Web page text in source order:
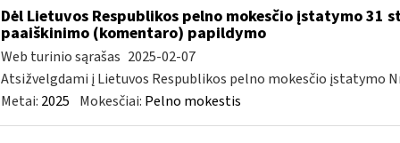
Dėl Lietuvos Respublikos pelno mokesčio įstatymo
paaiškinimo (komentaro) papildymo
Web turinio sąrašas 2025-02-07
Atsižvelgdami į Lietuvos Respublikos pelno mokesčio įstatymo
Metai: 2025 Mokesčiai: Pelno mokestis